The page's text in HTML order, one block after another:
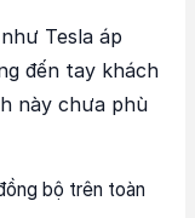
Tesla áp
đến tay khách
này chưa phù
bộ trên toàn